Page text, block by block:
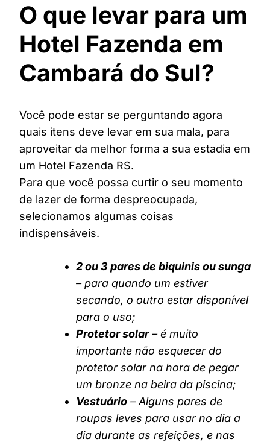
O que levar para um
Hotel Fazenda em
Cambará do Sul?
Você pode estar se perguntando agora
quais itens deve levar em sua mala, para
aproveitar da melhor forma a sua estadia em
um Hotel Fazenda RS.
Para que você possa curtir o seu momento
de lazer de forma despreocupada,
selecionamos algumas coisas
indispensáveis.
2 ou 3 pares de biquinis ou sunga
– para quando um estiver
secando, o outro estar disponível
para o uso;
Protetor solar– é muito
importante não esquecer do
protetor solar na hora de pegar
um bronze na beira da piscina;
Vestuário – Alguns pares de
roupas leves para usar no dia a
dia durante as refeições, e nas